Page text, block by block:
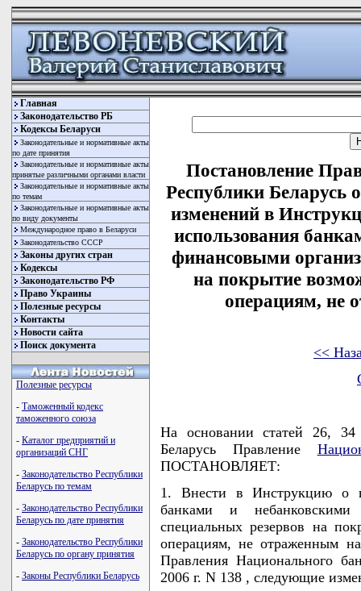
Главная
Законодательство РБ
Кодексы Беларуси
Законодательные и нормативные акты
по дате принятия
Законодательные и нормативные акты
принятые различными органами власти
Законодательные и нормативные акты
по темам
Законодательные и нормативные акты
по виду документы
Международное право в Беларуси
Законодательство СССР
Законы других стран
Кодексы
Законодательство РФ
Право Украины
Полезные ресурсы
Контакты
Новости сайта
Поиск документа
Полезные ресурсы
- Таможенный кодекс
таможенного союза
- Каталог предприятий и
организаций СНГ
- Законодательство Республики
Беларусь по темам
- Законодательство Республики
Беларусь по дате принятия
- Законодательство Республики
Беларусь по органу принятия
- Законы Республики Беларусь
Постановление
Республики Беларусь
изменений в
использования
финансовыми
на покрытие
операциям, не
<<
На основании статей 26,
Беларусь Правление
ПОСТАНОВЛЯЕТ:
1. Внести в Инструкцию о
банками и небанковскими
специальных резервов на
операциям, не отраженным
Правления Национального
2006 г. N 138 , следующие